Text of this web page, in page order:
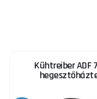
Kühtreiber ADF